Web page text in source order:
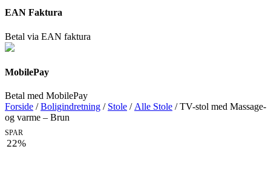
EAN Faktura
Betal via EAN faktura
MobilePay
Betal med MobilePay
Forside /Boligindretning / Stole / Alle Stole / TV-stol med Massage-
og varme – Brun
SPAR
22%